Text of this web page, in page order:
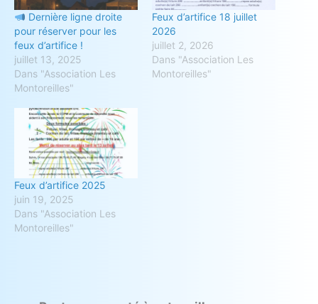
Dernière ligne droite
pour réserver pour les
feux d’artifice !
juillet 13, 2025
Dans "Association Les
Montoreilles"
Feux d’artifice 18 juillet
2026
juillet 2, 2026
Dans "Association Les
Montoreilles"
Feux d’artifice 2025
juin 19, 2025
Dans "Association Les
Montoreilles"